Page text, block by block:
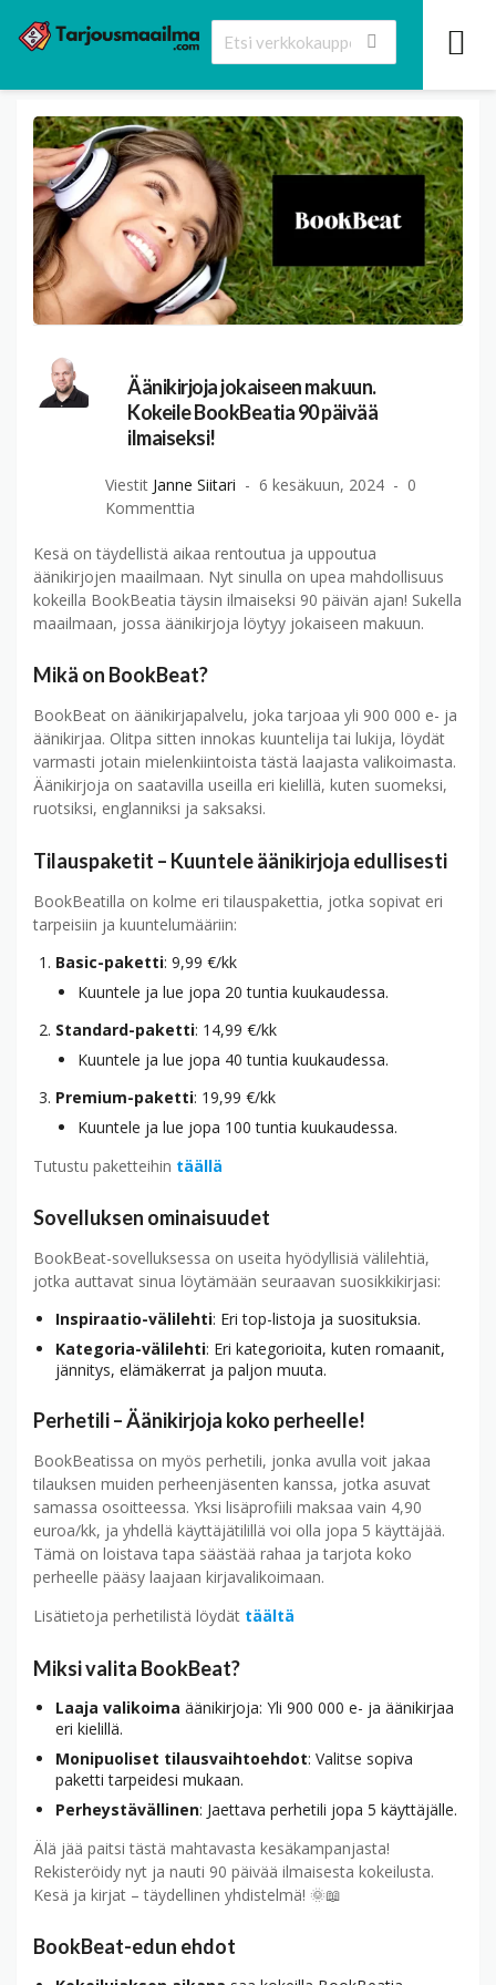
Äänikirjoja jokaiseen makuun.
Kokeile BookBeatia 90 päivää
ilmaiseksi!
Viestit Janne Siitari 6 kesäkuun, 2024
0
Kommenttia
Kesä on täydellistä aikaa rentoutua ja uppoutua
äänikirjojen maailmaan. Nyt sinulla on upea mahdollisuus
kokeilla BookBeatia täysin ilmaiseksi 90 päivän ajan! Sukella
maailmaan, jossa äänikirjoja löytyy jokaiseen makuun.
Mikä on BookBeat?
BookBeat on äänikirjapalvelu, joka tarjoaa yli 900 000 e- ja
äänikirjaa. Olitpa sitten innokas kuuntelija tai lukija, löydät
varmasti jotain mielenkiintoista tästä laajasta valikoimasta.
Äänikirjoja on saatavilla useilla eri kielillä, kuten suomeksi,
ruotsiksi, englanniksi ja saksaksi.
Tilauspaketit – Kuuntele äänikirjoja edullisesti
BookBeatilla on kolme eri tilauspakettia, jotka sopivat eri
tarpeisiin ja kuuntelumääriin:
Basic-paketti: 9,99 €/kk
Kuuntele ja lue jopa 20 tuntia kuukaudessa.
Standard-paketti: 14,99 €/kk
Kuuntele ja lue jopa 40 tuntia kuukaudessa.
Premium-paketti: 19,99 €/kk
Kuuntele ja lue jopa 100 tuntia kuukaudessa.
Tutustu paketteihin täällä
Sovelluksen ominaisuudet
BookBeat-sovelluksessa on useita hyödyllisiä välilehtiä,
jotka auttavat sinua löytämään seuraavan suosikkikirjasi:
Inspiraatio-välilehti: Eri top-listoja ja suosituksia.
Kategoria-välilehti: Eri kategorioita, kuten romaanit,
jännitys, elämäkerrat ja paljon muuta.
Perhetili – Äänikirjoja koko perheelle!
BookBeatissa on myös perhetili, jonka avulla voit jakaa
tilauksen muiden perheenjäsenten kanssa, jotka asuvat
samassa osoitteessa. Yksi lisäprofiili maksaa vain 4,90
euroa/kk, ja yhdellä käyttäjätilillä voi olla jopa 5 käyttäjää.
Tämä on loistava tapa säästää rahaa ja tarjota koko
perheelle pääsy laajaan kirjavalikoimaan.
Lisätietoja perhetilistä löydät täältä
Miksi valita BookBeat?
Laaja valikoima äänikirjoja: Yli 900 000 e- ja äänikirjaa
eri kielillä.
Monipuoliset tilausvaihtoehdot: Valitse sopiva
paketti tarpeidesi mukaan.
Perheystävällinen: Jaettava perhetili jopa 5 käyttäjälle.
Älä jää paitsi tästä mahtavasta kesäkampanjasta!
Rekisteröidy nyt ja nauti 90 päivää ilmaisesta kokeilusta.
Kesä ja kirjat – täydellinen yhdistelmä! 🌞📖
BookBeat-edun ehdot